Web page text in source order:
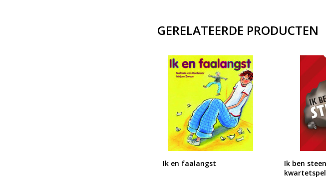
GERELATEERDE PRODUCTEN
Ik en faalangst
Ik ben
kwartetspel